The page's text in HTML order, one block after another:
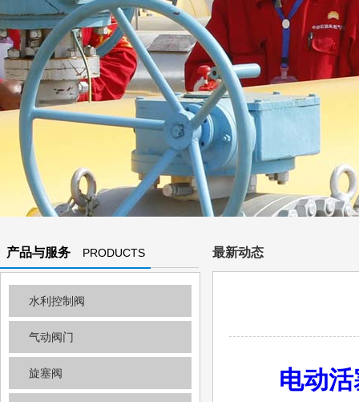
产品与服务
PRODUCTS
AND
水利控制阀
气动阀门
旋塞阀
最新动态
电动